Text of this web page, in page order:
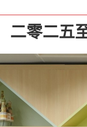
二零二五